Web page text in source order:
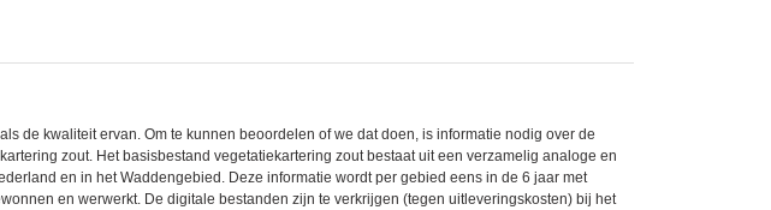
de kwaliteit ervan. Om te kunnen beoordelen of we dat doen, is informatie nodig over de
zout. Het basisbestand vegetatiekartering zout bestaat uit een verzamelig analoge en
en in het Waddengebied. Deze informatie wordt per gebied eens in de 6 jaar met
en werwerkt. De digitale bestanden zijn te verkrijgen (tegen uitleveringskosten) bij het